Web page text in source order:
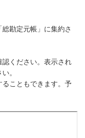
勘定元帳」に集約さ
認ください。表示され
。
こともできます。予